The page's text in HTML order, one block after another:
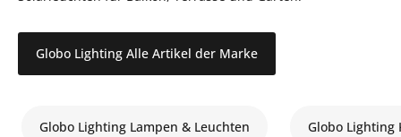
Globo Lighting Alle Artikel der Marke
Globo Lighting Lampen & Leuchten Globo Lighting